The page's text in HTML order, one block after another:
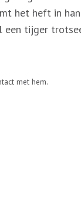
het heft in
een tijger
met hem.